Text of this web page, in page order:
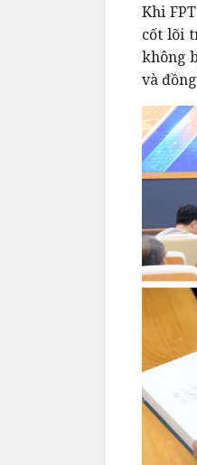
Khi
cốt lõi
không
và